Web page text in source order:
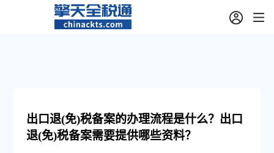
出口退(免)税备案的办理流程是什么？出口
退(免)税备案需要提供哪些资料？